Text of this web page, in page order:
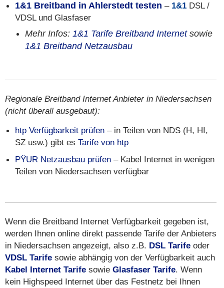
1&1 Breitband in Ahlerstedt testen – 1&1 DSL /
VDSL und Glasfaser
Mehr Infos: 1&1 Tarife Breitband Internetsowie
1&1 Breitband Netzausbau
Regionale Breitband Internet Anbieter in Niedersachsen
(nicht überall ausgebaut):
htp Verfügbarkeit prüfen – in Teilen von NDS (H, HI,
SZ usw.) gibt es Tarife von htp
PŸUR Netzausbau prüfen – Kabel Internet in wenigen
Teilen von Niedersachsen verfügbar
Wenn die Breitband Internet Verfügbarkeit gegeben ist,
werden Ihnen online direkt passende Tarife der Anbieters
in Niedersachsen angezeigt, also z.B. DSL Tarife oder
VDSL Tarife sowie abhängig von der Verfügbarkeit auch
Kabel Internet Tarife sowie Glasfaser Tarife. Wenn
kein Highspeed Internet über das Festnetz bei Ihnen